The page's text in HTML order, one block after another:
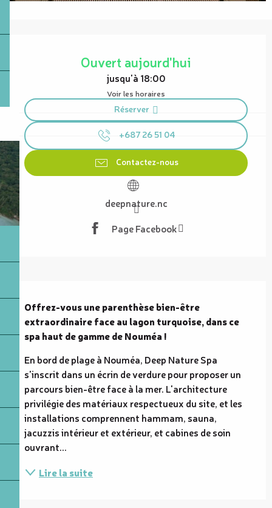
Ouvert aujourd'hui
jusqu'à 18:00
Voir les horaires
Réserver
+687 26 51 04
Contactez-nous
deepnature.nc
Page Facebook
Offrez-vous une parenthèse bien-être
extraordinaire face au lagon turquoise, dans ce
spa haut de gamme de Nouméa !
En bord de plage à Nouméa, Deep Nature Spa
s'inscrit dans un écrin de verdure pour proposer un
parcours bien-être face à la mer. L'architecture
privilégie des matériaux respectueux du site, et les
installations comprennent hammam, sauna,
jacuzzis intérieur et extérieur, et cabines de soin
ouvrant...
Lire la suite